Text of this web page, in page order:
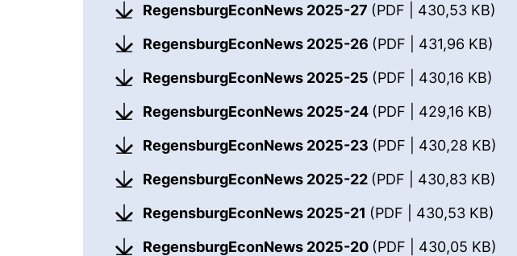
RegensburgEconNews 2025-27 (PDF | 430,53 KB)
RegensburgEconNews 2025-26 (PDF | 431,96 KB)
RegensburgEconNews 2025-25 (PDF | 430,16 KB)
RegensburgEconNews 2025-24 (PDF | 429,16 KB)
RegensburgEconNews 2025-23 (PDF | 430,28 KB)
RegensburgEconNews 2025-22 (PDF | 430,83 KB)
RegensburgEconNews 2025-21 (PDF | 430,53 KB)
RegensburgEconNews 2025-20 (PDF | 430,05 KB)